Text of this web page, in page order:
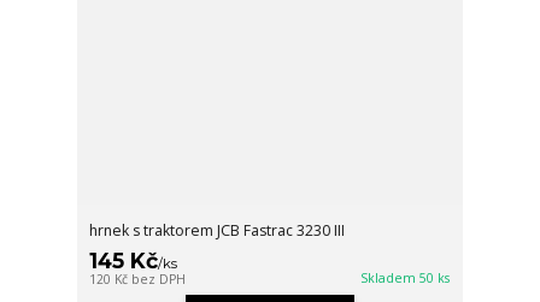
hrnek s traktorem JCB Fastrac 3230 III
145 Kč/ks
120 Kč bez DPH Skladem 50 ks